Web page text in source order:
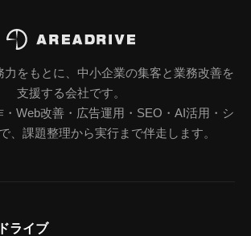
力をもとに、中小企業の集客と業務改善を
支援する会社です。
Web改善・広告運用・SEO・AI活用・シ
、課題整理から実行まで伴走します。
ライブ